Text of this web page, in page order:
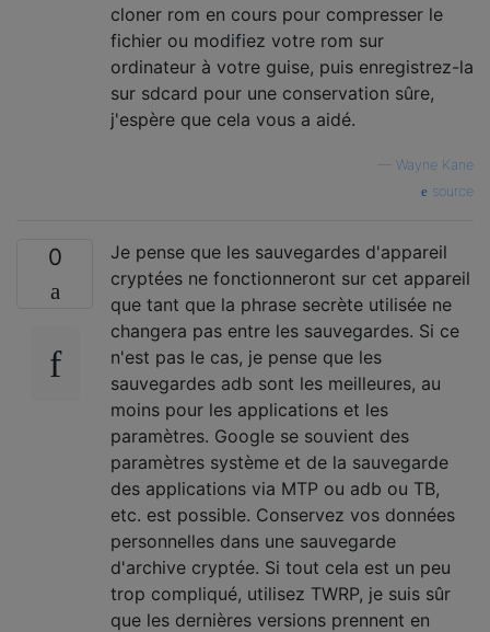
cloner rom en cours pour compresser le
fichier ou modifiez votre rom sur
ordinateur à votre guise, puis enregistrez-la
sur sdcard pour une conservation sûre,
j'espère que cela vous a aidé.
Wayne Kane
source
0
Je pense que les sauvegardes d'appareil
cryptées ne fonctionneront sur cet appareil
que tant que la phrase secrète utilisée ne
changera pas entre les sauvegardes. Si ce
n'est pas le cas, je pense que les
sauvegardes adb sont les meilleures, au
moins pour les applications et les
paramètres. Google se souvient des
paramètres système et de la sauvegarde
des applications via MTP ou adb ou TB,
etc. est possible. Conservez vos données
personnelles dans une sauvegarde
d'archive cryptée. Si tout cela est un peu
trop compliqué, utilisez TWRP, je suis sûr
que les dernières versions prennent en